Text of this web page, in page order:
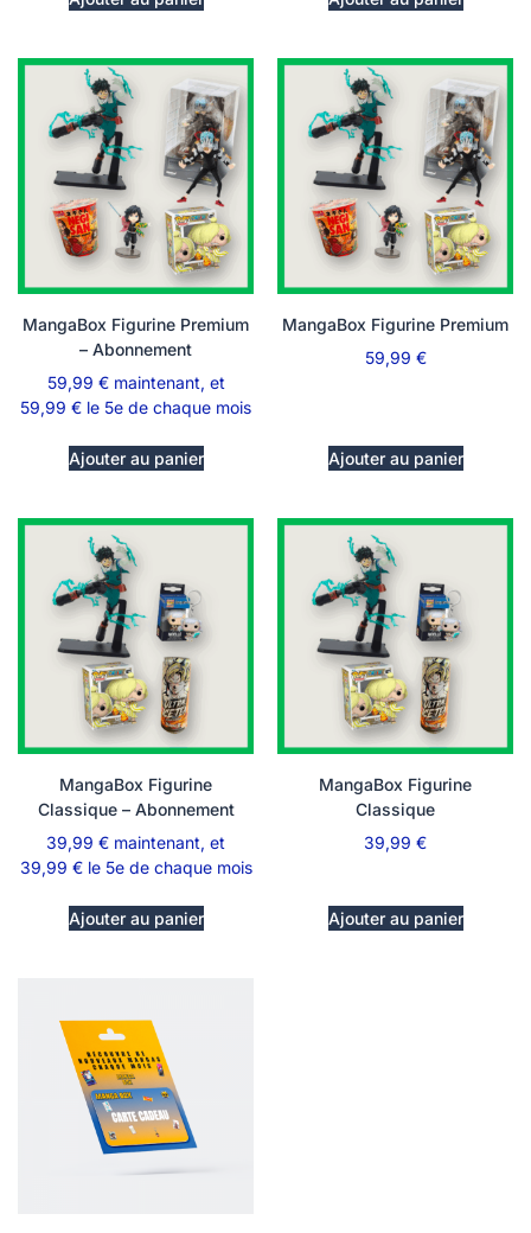
MangaBox Figurine Premium
– Abonnement
59,99 € maintenant, et
59,99 € le 5e de chaque mois
Ajouter au panier
MangaBox Figurine Premium
59,99 €
Ajouter au panier
MangaBox Figurine
Classique – Abonnement
39,99 € maintenant, et
39,99 € le 5e de chaque mois
Ajouter au panier
MangaBox Figurine
Classique
39,99 €
Ajouter au panier